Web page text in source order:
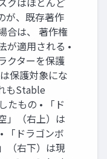
が、既存著作
合は、 著作権
が適用される •
クターを保護
保護対象にな
もStable
たもの • 「ド
」（右上）は
「ドラゴンボ
（右下）は現